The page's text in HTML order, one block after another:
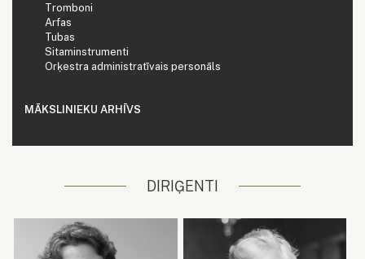
Tromboni
Arfas
Tubas
Sitaminstrumenti
Orķestra administratīvais personāls
MĀKSLINIEKU ARHĪVS
DIRIĢENTI